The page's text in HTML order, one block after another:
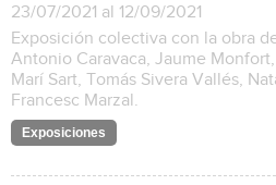
23/07/2021 al 12/09/2021
Exposición colectiva con la obra
Antonio Caravaca, Jaume
Marí Sart, Tomás Sivera Vallés,
Francesc Marzal.
Exposiciones